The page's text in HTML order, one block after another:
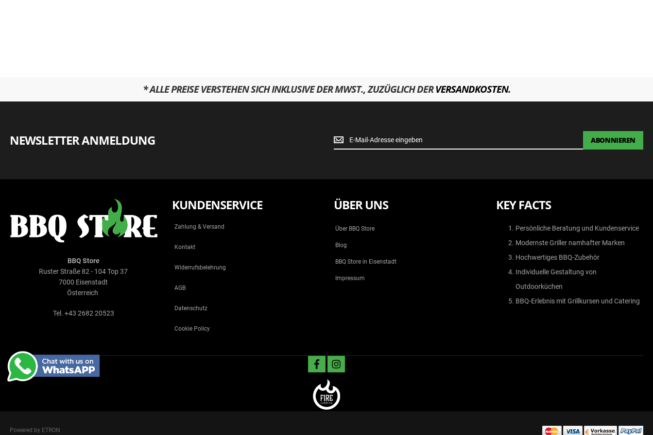
* ALLE PREISE VERSTEHEN SICH INKLUSIVE DER MWST., ZUZÜGLICH DERVERSANDKOSTEN.
NEWSLETTER ANMELDUNG
Newsletter
Anmeldung
ABONNIEREN
BBQ Store
Ruster Straße 82 - 104 Top 37
7000 Eisenstadt
Österreich
Tel. +43 2682 20523
KUNDENSERVICE
Zahlung & Versand
Kontakt
Widerrufsbelehrung
AGB
Datenschutz
Cookie Policy
ÜBER UNS
Über BBQ Store
Blog
BBQ Store in Eisenstadt
Impressum
KEY FACTS
Persönliche Beratung und Kundenservice
Modernste Griller namhafter Marken
Hochwertiges BBQ-Zubehör
Individuelle Gestaltung von
Outdoorküchen
BBQ-Erlebnis mit Grillkursen und Catering
facebookinstagram
Powered by ETRON